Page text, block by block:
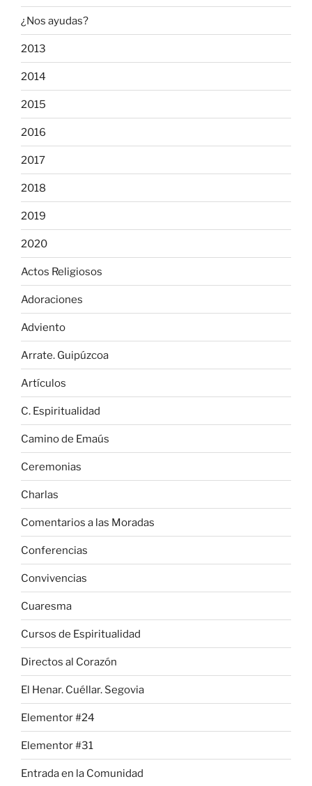
¿Nos ayudas?
2013
2014
2015
2016
2017
2018
2019
2020
Actos Religiosos
Adoraciones
Adviento
Arrate. Guipúzcoa
Artículos
C. Espiritualidad
Camino de Emaús
Ceremonias
Charlas
Comentarios a las Moradas
Conferencias
Convivencias
Cuaresma
Cursos de Espiritualidad
Directos al Corazón
El Henar. Cuéllar. Segovia
Elementor #24
Elementor #31
Entrada en la Comunidad